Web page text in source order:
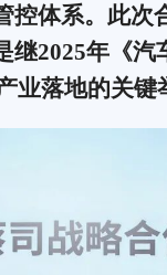
控体系。此次
继2025年《
业落地的关键